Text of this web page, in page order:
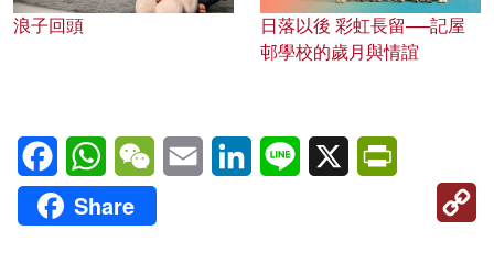
浪子回頭
日落以後 彩虹長留──記屋
邨學校的歲月與情誼
FacebookWhatsAppWeChatEmail LinkedInLine X
Share